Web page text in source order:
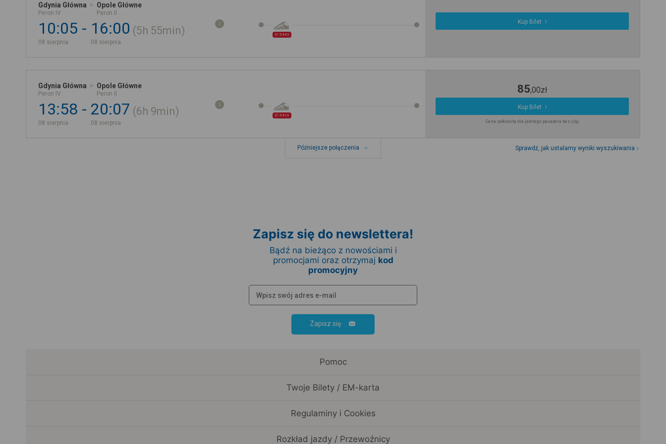
Gdynia Główna
Peron IV
Opole Główne
Peron II
10:05
08 sierpnia
16:00
08 sierpnia
5h 55min IC 5442
Kup Bilet
Gdynia Główna
Peron IV
Opole Główne
Peron II
13:58
08 sierpnia
20:07
08 sierpnia
6h 9min IC 5410
85,00zł
Kup Bilet
Cena całkowita dla jednego pasażera bez ulgi
Późniejsze połączenia Sprawdź, jak ustalamy wyniki wyszukiwania
Zapisz się do newslettera!
Bądź na bieżąco z nowościami i
promocjami oraz otrzymaj kod
promocyjny
Zapisz się
Pomoc
Twoje Bilety / EM-karta
Regulaminy i Cookies
Rozkład jazdy / Przewoźnicy